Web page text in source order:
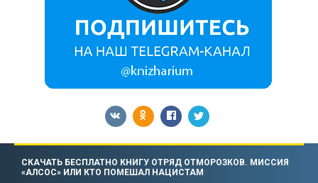
СКАЧАТЬ БЕСПЛАТНО КНИГУ ОТРЯД ОТМОРОЗКОВ. МИССИЯ
«АЛСОС» ИЛИ КТО ПОМЕШАЛ НАЦИСТАМ